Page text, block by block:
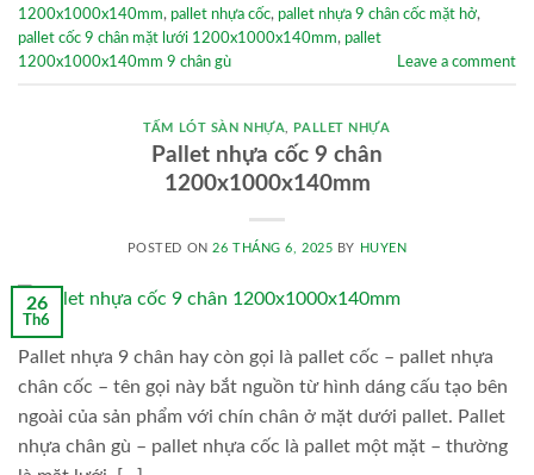
1200x1000x140mm, pallet nhựa cốc, pallet nhựa 9 chân cốc mặt hở,
pallet cốc 9 chân mặt lưới 1200x1000x140mm, pallet
1200x1000x140mm 9 chân gù
Leave a comment
TẤM LÓT SÀN NHỰA PALLET NHỰA
Pallet nhựa cốc 9 chân
1200x1000x140mm
POSTED ON26 THÁNG 6, 2025 BY HUYEN
26
Th6
Pallet nhựa 9 chân hay còn gọi là pallet cốc – pallet nhựa
chân cốc – tên gọi này bắt nguồn từ hình dáng cấu tạo bên
ngoài của sản phẩm với chín chân ở mặt dưới pallet. Pallet
nhựa chân gù – pallet nhựa cốc là pallet một mặt – thường